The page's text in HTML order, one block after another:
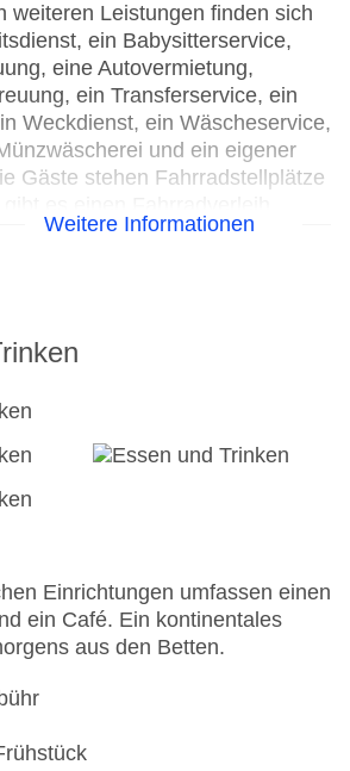
weiteren Leistungen finden sich
ein Babysitterservice,
eine Autovermietung,
ein Transferservice, ein
Weckdienst, ein Wäscheservice,
und ein eigener
Gäste stehen Fahrradstellplätze
die Tageszeitung zur
Renovierung: 2006
1
Stockwerke: 9
Weitere Informationen
Einrichtungen umfassen einen
ein Café. Ein kontinentales
aus den Betten.